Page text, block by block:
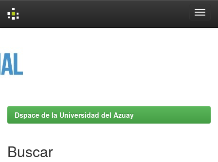
Dspace de la Universidad del Azuay
Buscar